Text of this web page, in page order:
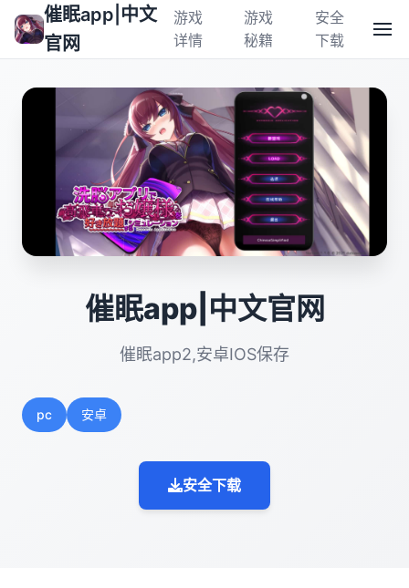
催眠app|中文
官网
游戏
详情
游戏
秘籍
安全
下载
催眠app|中文官网
催眠app2,安卓IOS保存
pc 安卓
安全下载